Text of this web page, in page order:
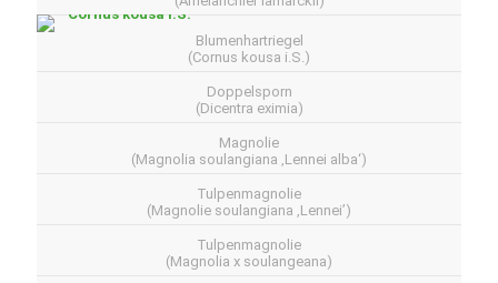
Blumenhartriegel
(Cornus kousa i.S.)
Doppelsporn
(Dicentra eximia)
Magnolie
(Magnolia soulangiana ‚Lennei alba‘)
Tulpenmagnolie
(Magnolie soulangiana ‚Lennei’)
Tulpenmagnolie
(Magnolia x soulangeana)